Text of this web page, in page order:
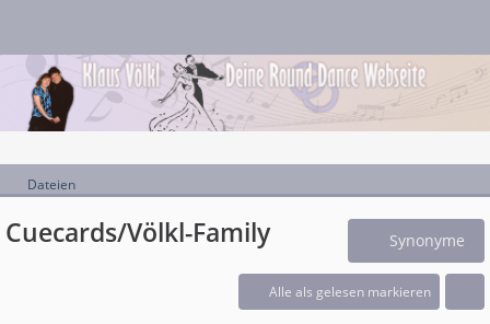
Dateien
Cuecards/Völkl-Family Synonyme
Alle als gelesen markieren